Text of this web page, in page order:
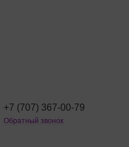
+7 (707) 367-00-79
Обратный звонок